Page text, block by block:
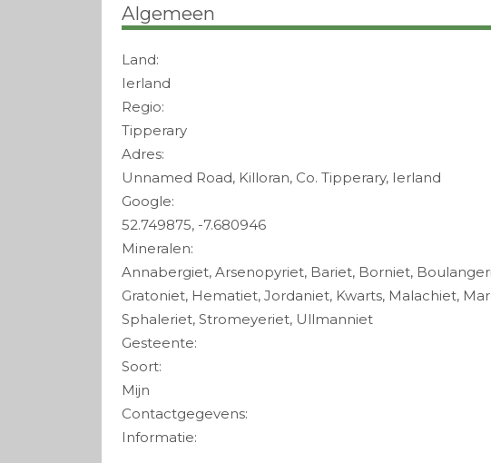
Algemeen
Land:
Ierland
Regio:
Tipperary
Adres:
Unnamed Road, Killoran, Co. Tipperary, Ierland
Google:
52.749875, -7.680946
Mineralen:
Annabergiet, Arsenopyriet, Bariet, Borniet,
Gratoniet, Hematiet, Jordaniet, Kwarts, Malachiet,
Sphaleriet, Stromeyeriet, Ullmanniet
Gesteente:
Soort:
Mijn
Contactgegevens:
Informatie: